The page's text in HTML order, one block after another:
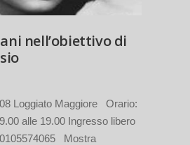
nell’obiettivo di
Loggiato Maggiore Orario:
alle 19.00 Ingresso libero
Mostra